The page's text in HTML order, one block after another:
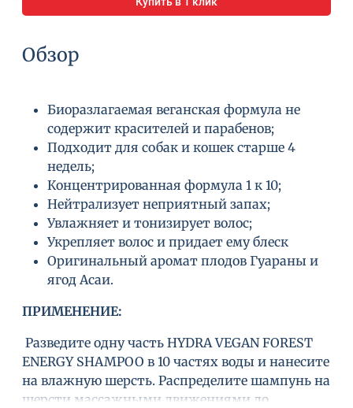
Обзор
Биоразлагаемая веганская формула не
содержит красителей и парабенов;
Подходит для собак и кошек старше 4
недель;
Концентрированная формула 1 к 10;
Нейтрализует неприятный запах;
Увлажняет и тонизирует волос;
Укрепляет волос и придает ему блеск
Оригинальный аромат плодов Гуараны и
ягод Асаи.
ПРИМЕНЕНИЕ:
Разведите одну часть HYDRA VEGAN FOREST
ENERGY SHAMPOO в 10 частях воды и нанесите
на влажную шерсть. Распределите шампунь на
шерсти массажными движениями до